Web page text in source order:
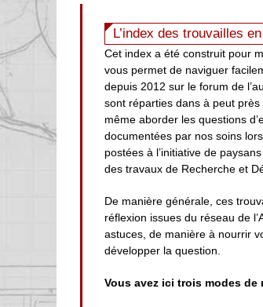
L’index des trouvailles
Cet index a été construit pour
vous permet de naviguer
depuis 2012 sur le forum de
sont réparties dans à peut
même aborder les questions
documentées par nos soins
postées à l’initiative de
des travaux de Recherche et
De manière générale, ces
réflexion issues du réseau de
astuces, de manière à nourrir
développer la question.
Vous avez ici trois modes de